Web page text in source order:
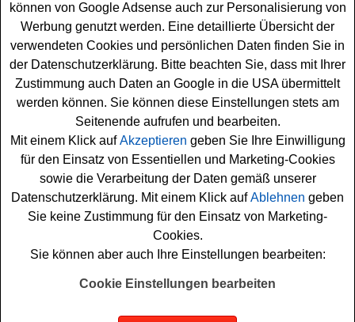
Mit diesem kostenlosen Krombacher Gewinnspiel kann
der Sommer kommen. Die Krombacher Brauerei verlost
dreimal ein coolesOutdoor-Setmit Pavillon, Stehtisch
und je zwei Frischefässchen. Mit etwas Glück können
Sie ein solches Outdoor-Set gewinnen. Falls Sie bei dem
Krombacher Gewinnspiel kostenlos mitmachen möchten,
müssen Sie nur kurz die Lösung der Preisfrage
herausfinden und können sich dann Ihre Gewinnchance
sichern. Vielleicht haben Sie ja Glück und können ein
tolles Outdoor-Set gewinnen? Viel Erfolg!
Krombacher verlost 3x ein tolles Outdoor-
Set mit Pavillon, Stehtisch und zwei
können von Google Adsense auch zur Personalisierung von
Werbung genutzt werden. Eine detaillierte Übersicht der
verwendeten Cookies und persönlichen Daten finden Sie in
der Datenschutzerklärung. Bitte beachten Sie, dass mit Ihrer
Zustimmung auch Daten an Google in die USA übermittelt
werden können. Sie können diese Einstellungen stets am
Seitenende aufrufen und bearbeiten.
Mit einem Klick aufAkzeptieren geben Sie Ihre Einwilligung
für den Einsatz von Essentiellen und Marketing-Cookies
sowie die Verarbeitung der Daten gemäß unserer
Datenschutzerklärung. Mit einem Klick aufAblehnen geben
Sie keine Zustimmung für den Einsatz von Marketing-
Cookies.
Sie können aber auch Ihre Einstellungen bearbeiten:
Cookie Einstellungen bearbeiten